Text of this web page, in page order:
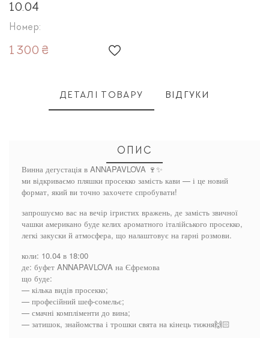
10.04
Номер:
1 300 ₴
ДЕТАЛІ ТОВАРУ ВІДГУКИ
ОПИС
Винна дегустація в ANNAPAVLOVA 🍷✨
ми відкриваємо пляшки просекко замість кави — і це новий
формат, який ви точно захочете спробувати!
запрошуємо вас на вечір ігристих вражень, де замість звичної
чашки американо буде келих ароматного італійського просекко,
легкі закуски й атмосфера, що налаштовує на гарні розмови.
коли: 10.04 в 18:00
де: буфет ANNAPAVLOVA на Єфремова
що буде:
— кілька видів просекко;
— професійний шеф-сомельє;
— смачні компліменти до вина;
— затишок, знайомства і трошки свята на кінець тижня🙌🏻